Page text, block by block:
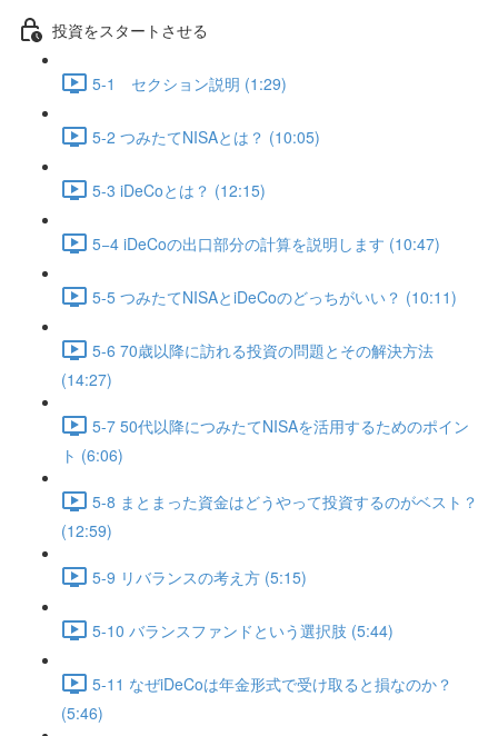
投資をスタートさせる
5-1 セクション説明 (1:29)
5-2 つみたてNISAとは？ (10:05)
5-3 iDeCoとは？ (12:15)
5−4 iDeCoの出口部分の計算を説明します (10:47)
5-5 つみたてNISAとiDeCoのどっちがいい？ (10:11)
5-6 70歳以降に訪れる投資の問題とその解決方法
(14:27)
5-7 50代以降につみたてNISAを活用するためのポイン
ト (6:06)
5-8 まとまった資金はどうやって投資するのがベスト？
(12:59)
5-9 リバランスの考え方 (5:15)
5-10 バランスファンドという選択肢 (5:44)
5-11 なぜiDeCoは年金形式で受け取ると損なのか？
(5:46)